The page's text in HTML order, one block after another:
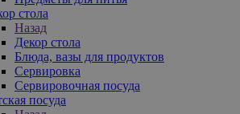
стола
Назад
Декор стола
Блюда, вазы для продуктов
Сервировка
Сервировочная посуда
посуда